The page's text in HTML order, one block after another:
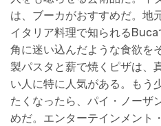
は、ブーカがおすすめだ。地
イタリア料理で知られる
角に迷い込んだような食欲を
製パスタと薪で焼くピザは、
い人に特に人気がある。もう
たくなったら、パイ・ノーザ
めだ。エンターテインメント